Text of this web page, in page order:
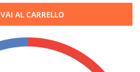
VAI AL CARRELLO